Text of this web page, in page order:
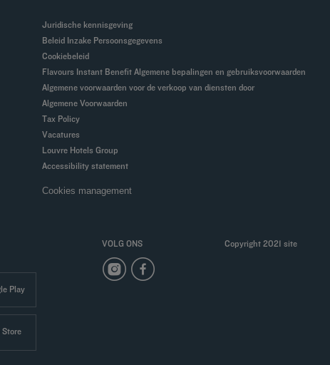
Juridische kennisgeving
Beleid Inzake Persoonsgegevens
Cookiebeleid
Flavours Instant Benefit Algemene bepalingen en gebruiksvoorwaarden
Algemene voorwaarden voor de verkoop van diensten door
Algemene Voorwaarden
Tax Policy
Vacatures
Louvre Hotels Group
Accessibility statement
Cookies management
Play
Store
VOLG ONS Copyright 2021 site